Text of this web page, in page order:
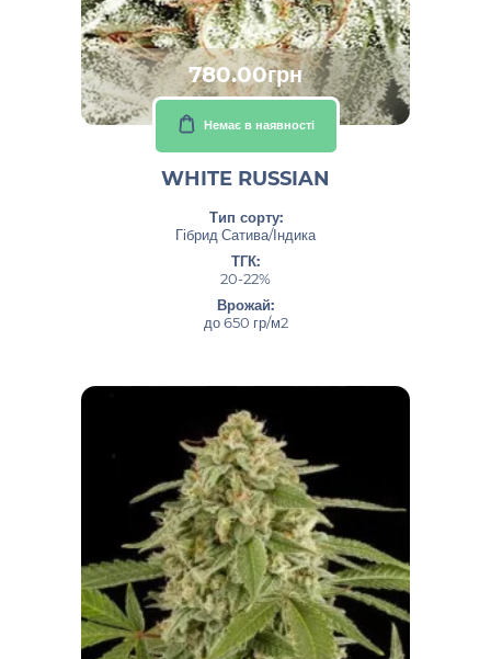
780.00грн
Немає в наявності
WHITE RUSSIAN
Тип сорту:
Гібрид Сатива/Індика
ТГК:
20-22%
Врожай:
до 650 гр/м2